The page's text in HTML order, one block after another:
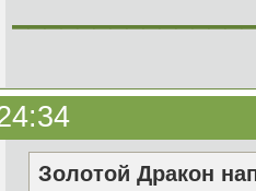
Золотой Дракон